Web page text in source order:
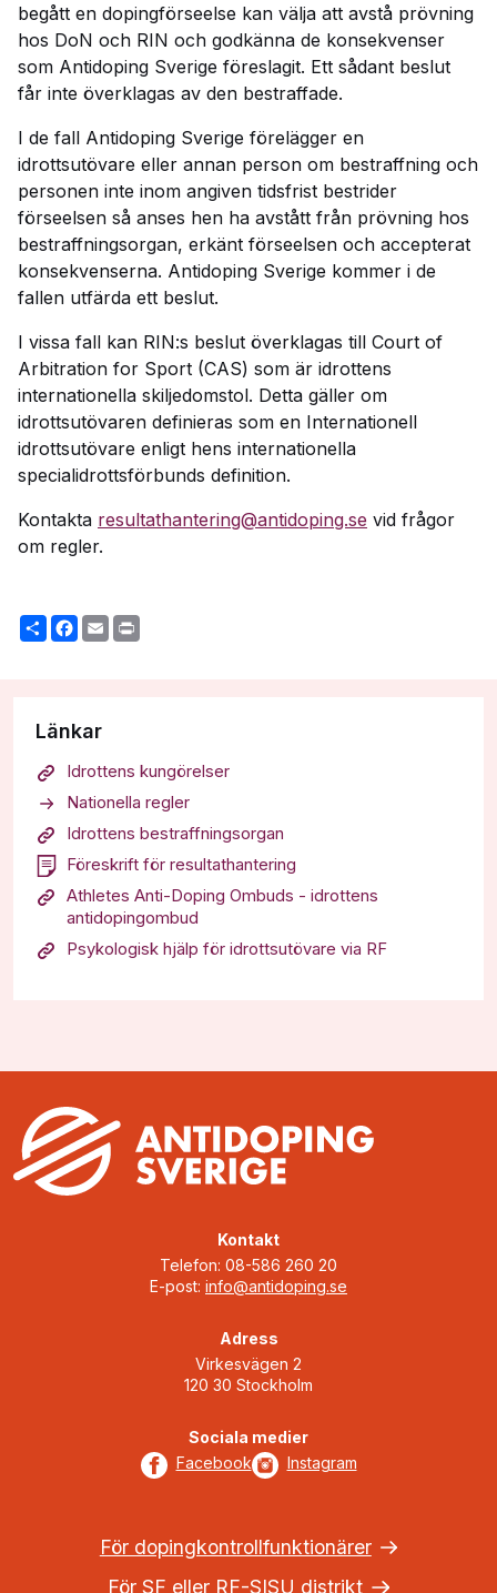
begått en dopingförseelse kan välja att avstå prövning
hos DoN och RIN och godkänna de konsekvenser
som Antidoping Sverige föreslagit. Ett sådant beslut
får inte överklagas av den bestraffade.
I de fall Antidoping Sverige förelägger en
idrottsutövare eller annan person om bestraffning och
personen inte inom angiven tidsfrist bestrider
förseelsen så anses hen ha avstått från prövning hos
bestraffningsorgan, erkänt förseelsen och accepterat
konsekvenserna. Antidoping Sverige kommer i de
fallen utfärda ett beslut.
I vissa fall kan RIN:s beslut överklagas till Court of
Arbitration for Sport (CAS) som är idrottens
internationella skiljedomstol. Detta gäller om
idrottsutövaren definieras som en Internationell
idrottsutövare enligt hens internationella
specialidrottsförbunds definition.
Kontakta resultathantering@antidoping.se vid frågor
om regler.
ShareFacebook
Email
Länkar
Idrottens kungörelser
Nationella regler
Idrottens bestraffningsorgan
Föreskrift för resultathantering
Athletes Anti-Doping Ombuds - idrottens
antidopingombud
Psykologisk hjälp för idrottsutövare via RF
Kontakt
Telefon: 08-586 260 20
E-post: info@antidoping.se
Adress
Virkesvägen 2
120 30 Stockholm
Sociala medier
Facebook
Instagram
För dopingkontrollfunktionärer
För SF eller RF-SISU distrikt